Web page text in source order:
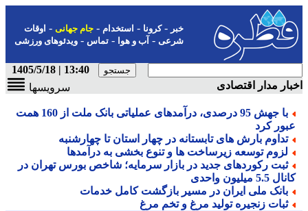
-کرونا-استخدام- جام جهانی-اوقات
شرعی-آب و هوا-تماس-ویدئوهای ورزشی
13:40 | 1405/5/18
مدار اقتصادی
سرویسها
با جهش 95 درصدی، درآمدهای عملیاتی بانک ملت از 160 همت
کرد
تداوم بارش های تابستانه در چهار استان تا چهارشنبه
لزوم توسعه زیرساخت ها و تنوع بخشی به درآمدها
ثبت رکوردهای جدید در بازار سرمایه؛ شاخص بورس تهران در
5.5 میلیون واحدی
بانک ملی ایران در مسیر بازگشت کامل خدمات
ثبات زنجیره تولید مرغ و تخم مرغ